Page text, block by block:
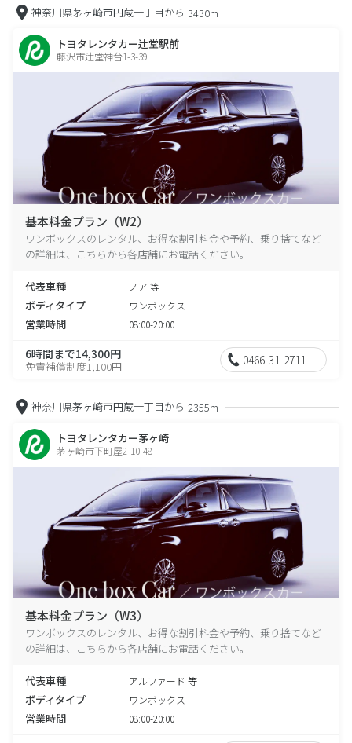
神奈川県茅ヶ崎市円蔵一丁目から 3430m
トヨタレンタカー辻堂駅前
藤沢市辻堂神台1-3-39
基本料金プラン（W2）
ワンボックスのレンタル、お得な割引料金や予約、乗り捨てなど
の詳細は、こちらから各店舗にお電話ください。
代表車種 ノア 等
ボディタイプ ワンボックス
営業時間 08:00-20:00
6時間まで14,300円
免責補償制度1,100円 0466-31-2711
神奈川県茅ヶ崎市円蔵一丁目から 2355m
トヨタレンタカー茅ヶ崎
茅ヶ崎市下町屋2-10-48
基本料金プラン（W3）
ワンボックスのレンタル、お得な割引料金や予約、乗り捨てなど
の詳細は、こちらから各店舗にお電話ください。
代表車種 アルファード 等
ボディタイプ ワンボックス
営業時間 08:00-20:00